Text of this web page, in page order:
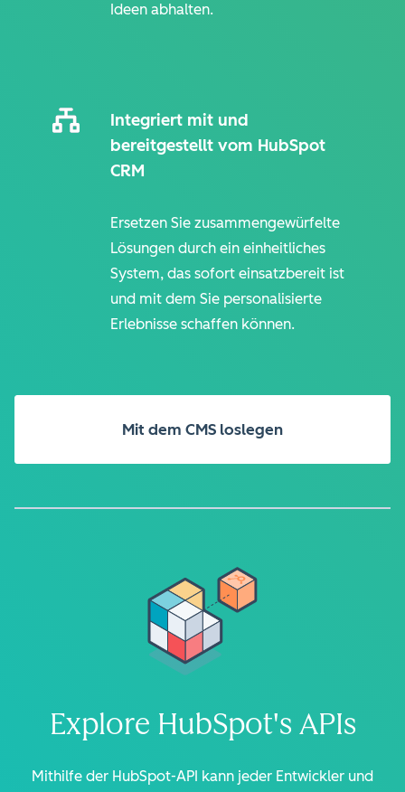
Ideen abhalten.
Integriert mit und
bereitgestellt vom HubSpot
CRM
Ersetzen Sie zusammengewürfelte
Lösungen durch ein einheitliches
System, das sofort einsatzbereit ist
und mit dem Sie personalisierte
Erlebnisse schaffen können.
Mit dem CMS loslegen
Explore HubSpot's APIs
Mithilfe der HubSpot-API kann jeder Entwickler und